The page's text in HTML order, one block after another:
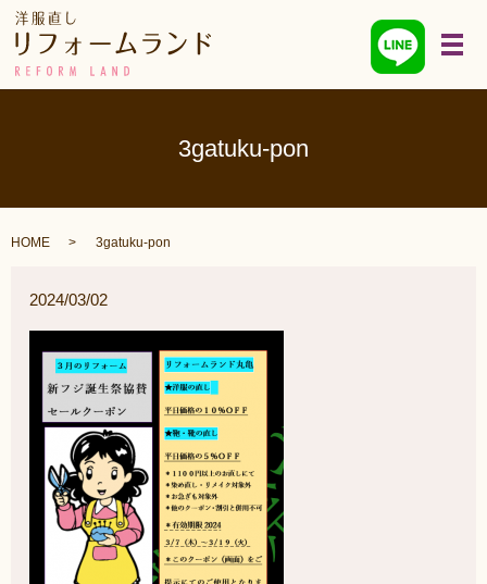
メ
3gatuku-pon
HOME 3gatuku-pon
2024/03/02